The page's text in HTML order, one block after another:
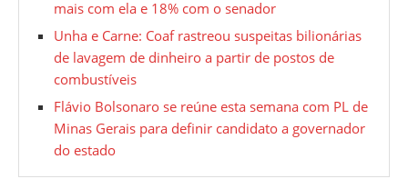
mais com ela e 18% com o senador
Unha e Carne: Coaf rastreou suspeitas bilionárias
de lavagem de dinheiro a partir de postos de
combustíveis
Flávio Bolsonaro se reúne esta semana com PL de
Minas Gerais para definir candidato a governador
do estado